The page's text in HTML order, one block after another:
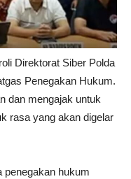
Direktorat Siber Polda
Penegakan Hukum.
dan mengajak untuk
rasa yang akan digelar
penegakan hukum